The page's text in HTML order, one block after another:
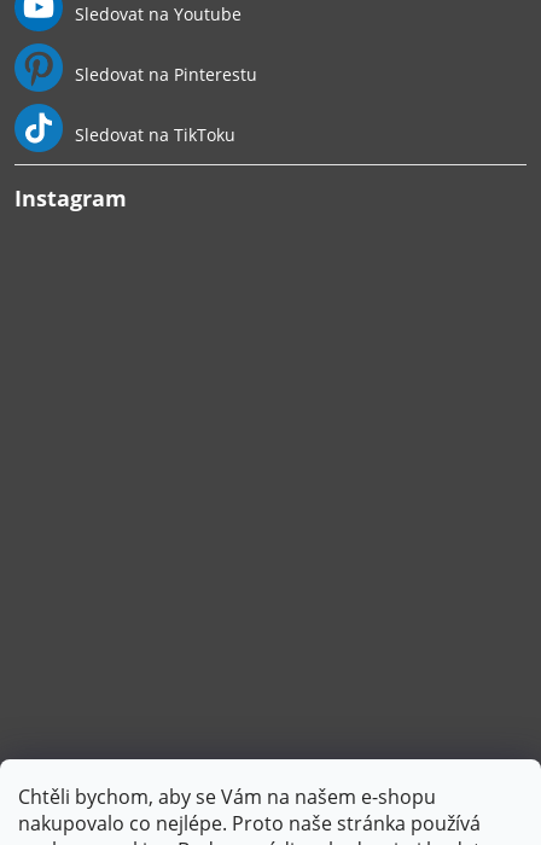
Chtěli bychom, aby se Vám na našem e-shopu
nakupovalo co nejlépe. Proto naše stránka používá
Sledovat na Youtube
Sledovat na Pinterestu
Sledovat na TikToku
Instagram
Sledovat na Instagramu